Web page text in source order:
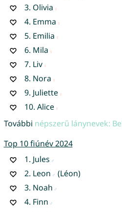
3. Olivia
4. Emma
5. Emilia
6. Mila
7. Liv
8. Nora
9. Juliette
10. Alice
További népszerű lánynevek:
Top 10 fiúnév 2024
1. Jules
2. Leon
(Léon)
3. Noah
4. Finn